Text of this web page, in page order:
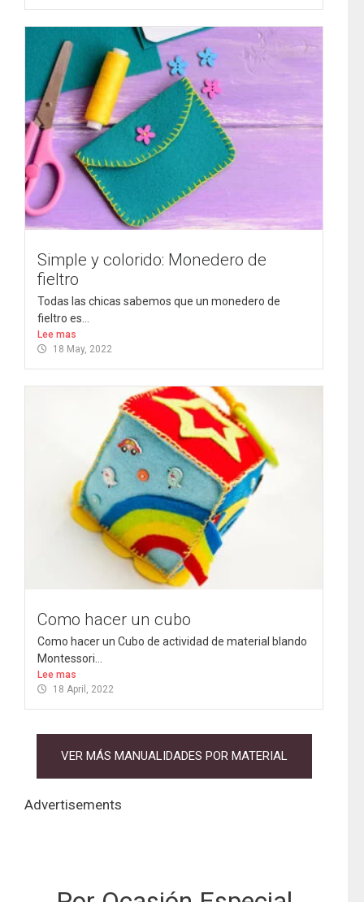
Simple y colorido: Monedero de
fieltro
Todas las chicas sabemos que un monedero de
fieltro es...
Lee mas
18 May, 2022
Como hacer un cubo
Como hacer un Cubo de actividad de material blando
Montessori...
Lee mas
18 April, 2022
VER MÁS MANUALIDADES POR MATERIAL
Advertisements